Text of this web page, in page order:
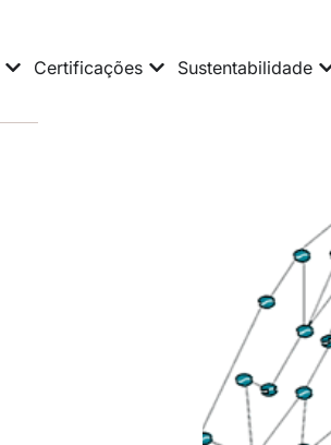
Certificações Sustentabilidade